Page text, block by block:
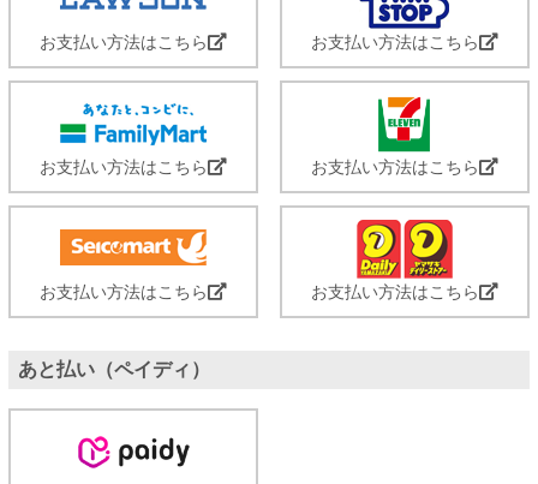
お支払い方法はこちら お支払い方法はこちら
お支払い方法はこちら お支払い方法はこちら
お支払い方法はこちら お支払い方法はこちら
あと払い（ペイディ）